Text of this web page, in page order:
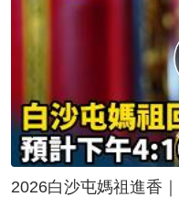
2026白沙屯媽祖進香｜白沙屯